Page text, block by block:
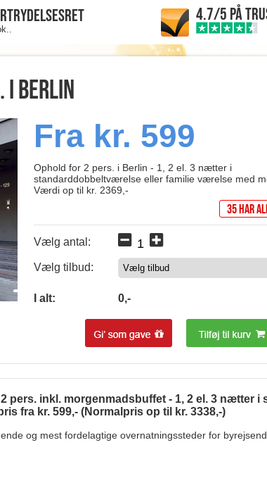
4.7/5 PÅ
i Berlin
Fra kr. 599
Ophold for 2 pers. i Berlin - 1, 2 el. 3 nætter i
standarddobbeltværelse eller familie værelse med
Værdi op til kr. 2369,-
35 har
Vælg antal:
Vælg tilbud:
I alt: 0,-
pers. inkl. morgenmadsbuffet - 1, 2 el. 3 nætter i
fra kr. 599,- (Normalpris op til kr. 3338,-)
og mest fordelagtige overnatningssteder for